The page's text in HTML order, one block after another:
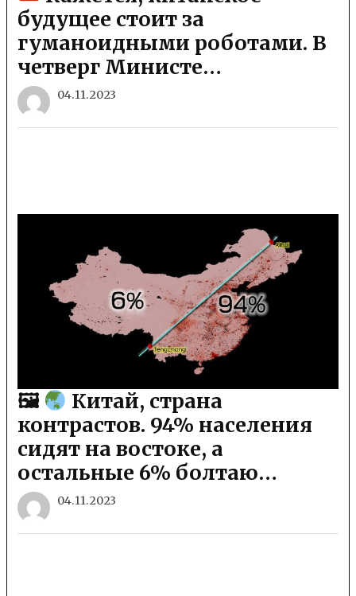
будущее стоит за
гуманоидными роботами. В
четверг Министе…
04.11.2023
🖼
Китай, страна
контрастов. 94% населения
сидят на востоке, а
остальные 6% болтаю…
04.11.2023